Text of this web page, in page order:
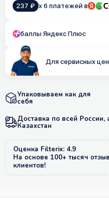
237 ₽ x 6 платежей в
баллы Яндекс Плюс
Для сервисных
Упаковываем как для
себя
Доставка по всей России,
Казахстан
Оценка Filterix: 4.9
На основе 100+ тысяч
клиентов!